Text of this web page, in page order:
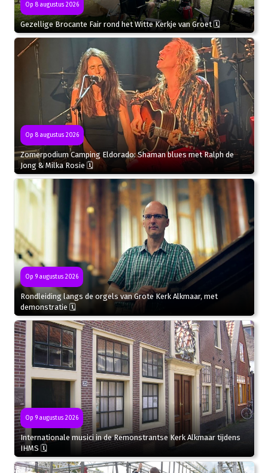
Op 8 augustus 2026
Gezellige Brocante Fair rond het Witte Kerkje van Groet 🗓
Op 8 augustus 2026
Zomerpodium Camping Eldorado: Shaman blues met Ralph de
Jong & Milka Rosie 🗓
Op 9 augustus 2026
Rondleiding langs de orgels van Grote Kerk Alkmaar, met
demonstratie 🗓
Op 9 augustus 2026
Internationale musici in de Remonstrantse Kerk Alkmaar tijdens
IHMS 🗓